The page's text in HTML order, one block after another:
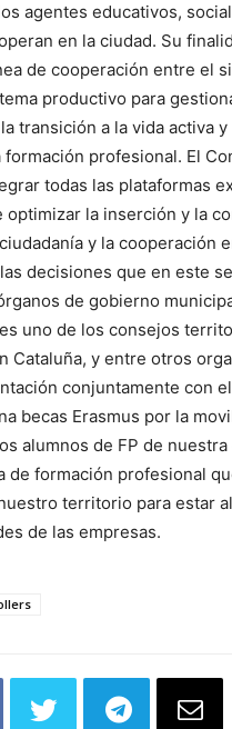
agentes educativos,
en la ciudad. Su
de cooperación entre el
productivo para
transición a la vida activa y
formación profesional. El
todas las plataformas
optimizar la inserción y la
y la cooperación
decisiones que en este
de gobierno
uno de los consejos
Cataluña, y entre otros
conjuntamente con
becas Erasmus por la
alumnos de FP de nuestra
de formación profesional
territorio para estar
de las empresas.